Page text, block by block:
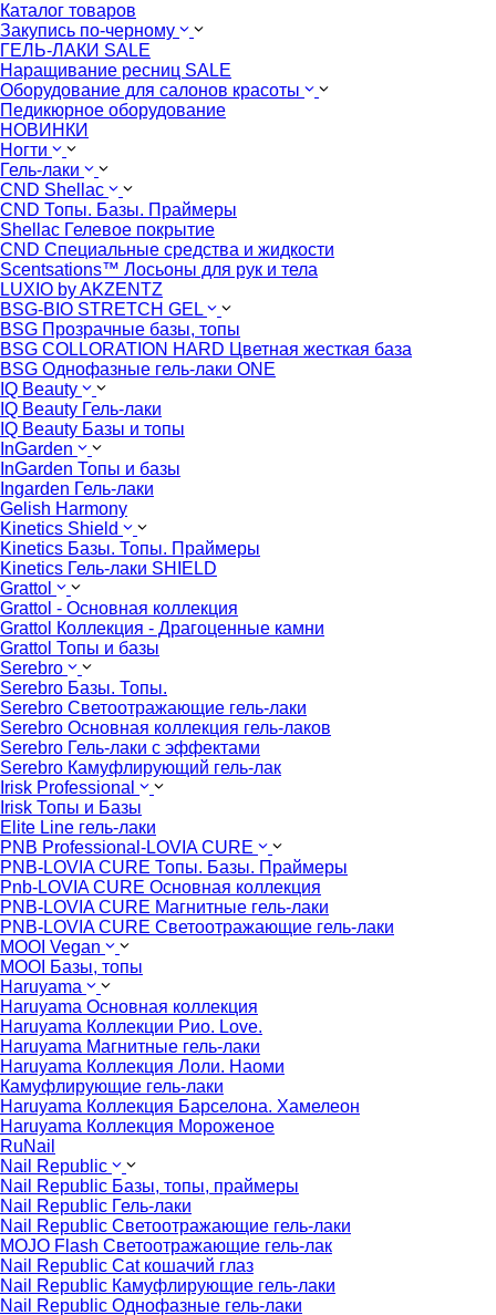
Каталог товаров
Закупись по-черному
ГЕЛЬ-ЛАКИ SALE
Наращивание ресниц SALE
Оборудование для салонов красоты
Педикюрное оборудование
НОВИНКИ
Ногти
Гель-лаки
CND Shellac
CND Топы. Базы. Праймеры
Shellac Гелевое покрытие
CND Специальные средства и жидкости
Scentsations™ Лосьоны для рук и тела
LUXIO by AKZENTZ
BSG-BIO STRETCH GEL
BSG Прозрачные базы, топы
BSG COLLORATION HARD Цветная жесткая база
BSG Однофазные гель-лаки ONE
IQ Beauty
IQ Beauty Гель-лаки
IQ Beauty Базы и топы
InGarden
InGarden Топы и базы
Ingarden Гель-лаки
Gelish Harmony
Kinetics Shield
Kinetics Базы. Топы. Праймеры
Kinetics Гель-лаки SHIELD
Grattol
Grattol - Oснoвнaя коллекция
Grattol Коллекция - Драгоценные камни
Grattol Топы и базы
Serebro
Serebro Базы. Топы.
Serebro Светоотражающие гель-лаки
Serebro Основная коллекция гель-лаков
Serebro Гель-лаки с эффектами
Serebro Камуфлирующий гель-лак
Irisk Professional
Irisk Топы и Базы
Elite Line гель-лаки
PNB Professional-LOVIA CURE
PNB-LOVIA CURE Топы. Базы. Праймеры
Pnb-LOVIA CURE Основная коллекция
PNB-LOVIA CURE Магнитные гель-лаки
PNB-LOVIA CURE Cветоотражающие гель-лаки
MOOI Vegan
MOOI Базы, топы
Haruyama
Haruyama Основная коллекция
Haruyama Коллекции Рио. Love.
Haruyama Магнитные гель-лаки
Haruyama Коллекция Лоли. Наоми
Камуфлирующие гель-лаки
Haruyama Коллекция Барселона. Хамелеон
Haruyama Коллекция Мороженое
RuNail
Nail Republic
Nail Republic Базы, топы, праймеры
Nail Republic Гель-лаки
Nail Republic Светоотражающие гель-лаки
MOJO Flash Светоотражающие гель-лак
Nail Republic Cat кошачий глаз
Nail Republic Камуфлирующие гель-лаки
Nail Republic Однофазные гель-лаки